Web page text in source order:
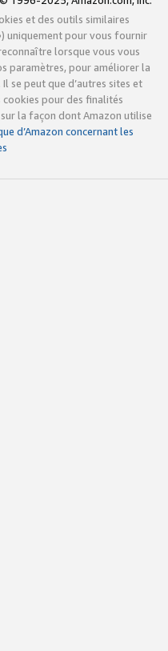
et des outils similaires
uniquement pour vous fournir
lorsque vous vous
paramètres, pour améliorer la
se peut que d’autres sites et
cookies pour des finalités
la façon dont Amazon utilise
d’Amazon concernant les